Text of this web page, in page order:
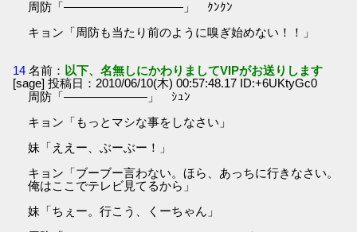
周防「――――――――――」 ｸﾝｸﾝ
キョン「周防も当たり前のように嗅ぎ始めない！！」
14 名前： 以下、名無しにかわりましてVIPがお送りします
[sage] 投稿日：2010/06/10(木) 00:57:48.17 ID:+6UKtyGc0
周防「―――――――」 ｼｭﾝ
キョン「もっとマシな事をしなさい」
妹「ええー、ぶーぶー！」
キョン「ブーブー言わない。ほら、あっちに行きなさい。
俺はここでテレビ見てるから」
妹「ちぇー。行こう、くーちゃん」